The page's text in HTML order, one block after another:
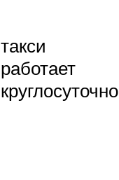
такси
работает
круглосуточно